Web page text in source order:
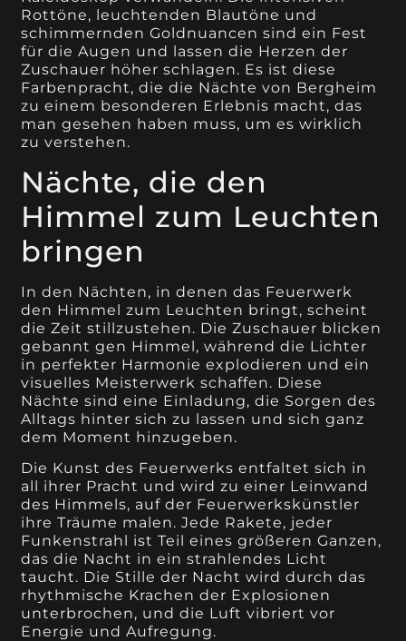
Rottöne, leuchtenden Blautöne und
schimmernden Goldnuancen sind ein Fest
für die Augen und lassen die Herzen der
Zuschauer höher schlagen. Es ist diese
Farbenpracht, die die Nächte von Bergheim
zu einem besonderen Erlebnis macht, das
man gesehen haben muss, um es wirklich
zu verstehen.
Nächte, die den
Himmel zum Leuchten
bringen
In den Nächten, in denen das Feuerwerk
den Himmel zum Leuchten bringt, scheint
die Zeit stillzustehen. Die Zuschauer blicken
gebannt gen Himmel, während die Lichter
in perfekter Harmonie explodieren und ein
visuelles Meisterwerk schaffen. Diese
Nächte sind eine Einladung, die Sorgen des
Alltags hinter sich zu lassen und sich ganz
dem Moment hinzugeben.
Die Kunst des Feuerwerks entfaltet sich in
all ihrer Pracht und wird zu einer Leinwand
des Himmels, auf der Feuerwerkskünstler
ihre Träume malen. Jede Rakete, jeder
Funkenstrahl ist Teil eines größeren Ganzen,
das die Nacht in ein strahlendes Licht
taucht. Die Stille der Nacht wird durch das
rhythmische Krachen der Explosionen
unterbrochen, und die Luft vibriert vor
Energie und Aufregung.